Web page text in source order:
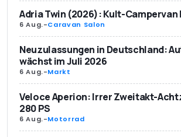
Adria Twin (2026): Kult-
6 Aug.-Caravan Salon
Neuzulassungen in Deutschland:
wächst im Juli 2026
6 Aug.-Markt
Veloce Aperion: Irrer Zweitakt-
280 PS
6 Aug.-Motorrad